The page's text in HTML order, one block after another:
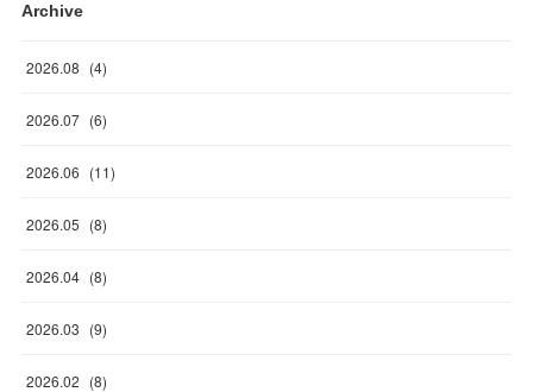
Archive
2026.08 (4)
2026.07 (6)
2026.06 (11)
2026.05 (8)
2026.04 (8)
2026.03 (9)
2026.02 (8)